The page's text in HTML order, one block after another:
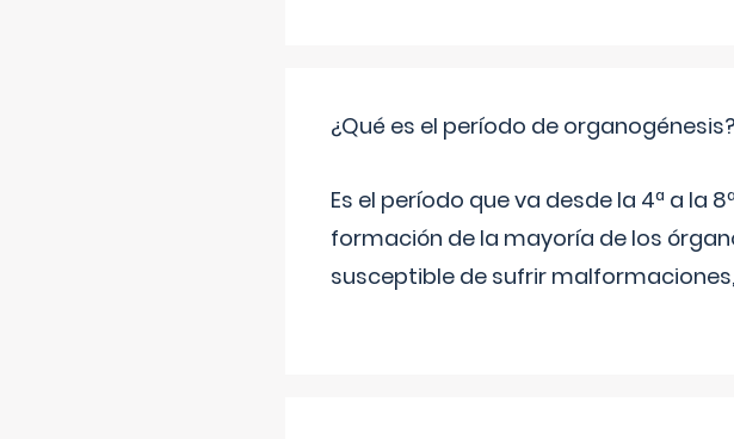
¿Qué es el período de organogénesis?
Es el período que va desde la 4ª a la
formación de la mayoría de los
susceptible de sufrir